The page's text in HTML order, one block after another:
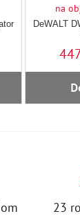
na
DeWALT
23